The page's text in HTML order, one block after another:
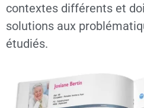
contextes différents et
solutions aux
étudiés.